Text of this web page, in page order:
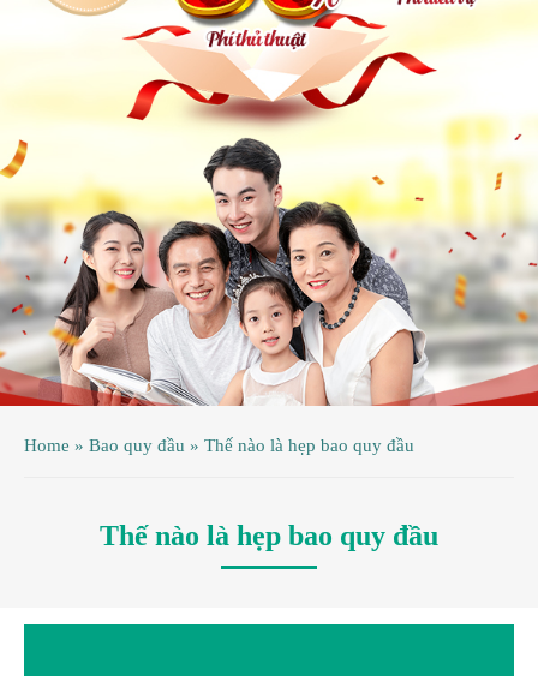
Home » Bao quy đầu » Thế nào là hẹp bao quy đầu
Thế nào là hẹp bao quy đầu